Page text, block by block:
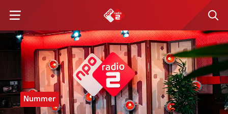
Nummer